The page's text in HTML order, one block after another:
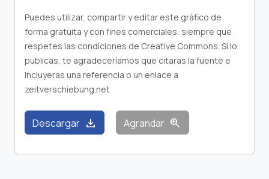
Puedes utilizar, compartir y editar este gráfico de
forma gratuita y con fines comerciales, siempre que
respetes las condiciones de Creative Commons. Si lo
publicas, te agradeceríamos que citaras la fuente e
incluyeras una referencia o un enlace a
zeitverschiebung.net
Descargar download Agrandar zoom_in